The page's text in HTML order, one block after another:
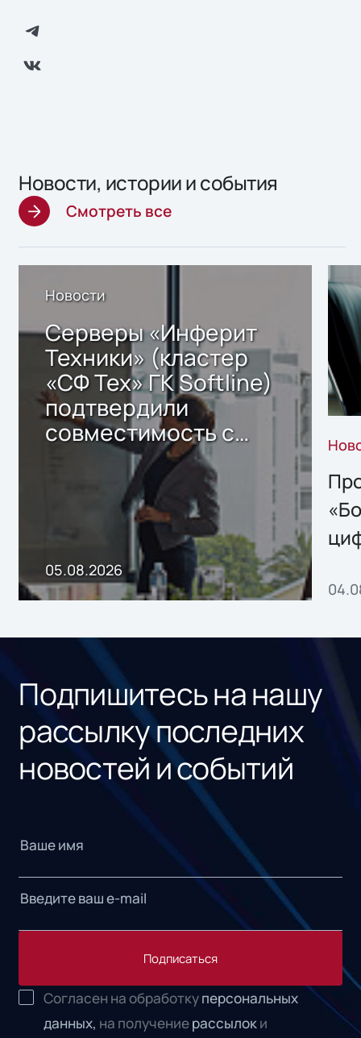
Новости, истории и события
Смотреть все
Новости
Серверы «Инферит
Техники» (кластер
«СФ Тех» ГК Softline)
подтвердили
совместимость с
решением Sharx
Storage 2.x для
хранения данных
05.08.2026
Подпишитесь на нашу
рассылку последних
новостей и событий
Подписаться
Согласен на обработкуперсональных
данных, на получениерассылоки